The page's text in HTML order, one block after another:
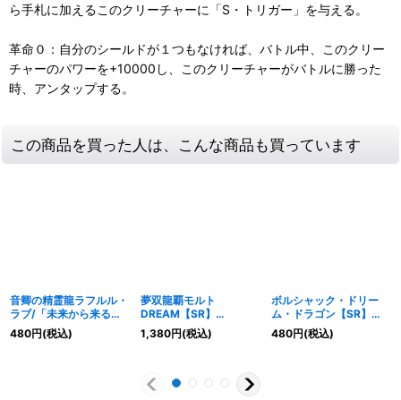
ら手札に加えるこのクリーチャーに「S・トリガー」を与える。
革命０：自分のシールドが１つもなければ、バトル中、このクリー
チャーのパワーを+10000し、このクリーチャーがバトルに勝った
時、アンタップする。
この商品を買った人は、こんな商品も買っています
音卿の精霊龍ラフルル・
ラブ/「未来から来る、
だからミラクル」
【SR】{24EX18/89}
480円(税込)
夢双龍覇モルト
DREAM【SR】
{24EX28/100}《火》
1,380円(税込)
ボルシャック・ドリー
ム・ドラゴン【SR】
{24EX219/100}《多》
480円(税込)